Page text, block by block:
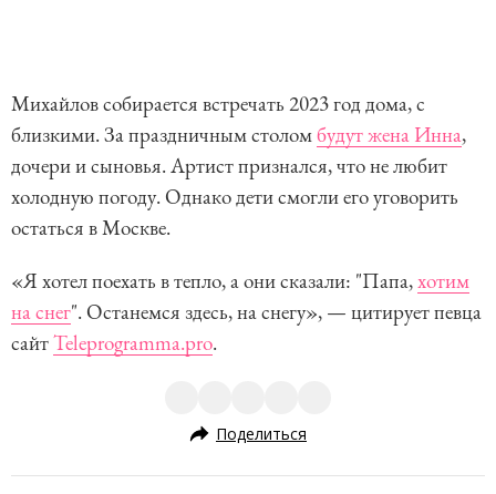
Михайлов собирается встречать 2023 год дома, с
близкими. За праздничным столомбудут жена Инна,
дочери и сыновья. Артист признался, что не любит
холодную погоду. Однако дети смогли его уговорить
остаться в Москве.
«Я хотел поехать в тепло, а они сказали: "Папа,хотим
на снег". Останемся здесь, на снегу», — цитирует певца
сайтTeleprogramma.pro.
Поделиться